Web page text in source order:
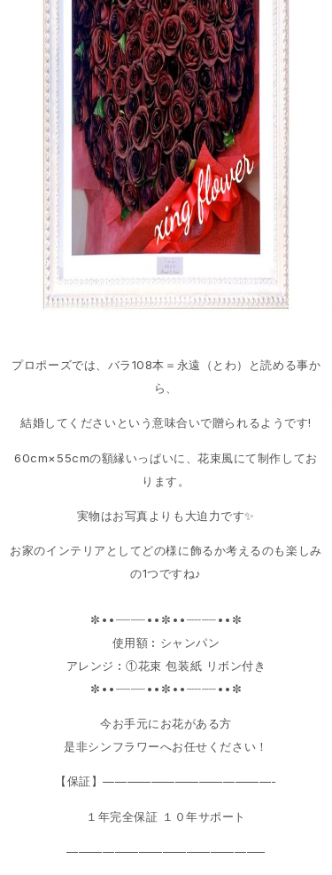
⁡プロポーズでは、バラ108本＝永遠（とわ）と読める事か
ら、
結婚してくださいという意味合いで贈られるようです!
60cm×55cmの額縁いっぱいに、花束風にて制作してお
ります。
実物はお写真よりも大迫力です✨⁡
お家のインテリアとしてどの様に飾るか考えるのも楽しみ
の1つですね♪
⁡⁡✼••┈┈┈┈••✼••┈┈┈┈••✼⁡
⁡使用額︰シャンパン⁡
⁡アレンジ︰①花束 包装紙 リボン付き⁡
⁡✼••┈┈┈┈••✼••┈┈┈┈••✼
今お手元にお花がある方
是非シンフラワーへお任せください！
【保証】——————————————-
１年完全保証 １０年サポート
————————————————–